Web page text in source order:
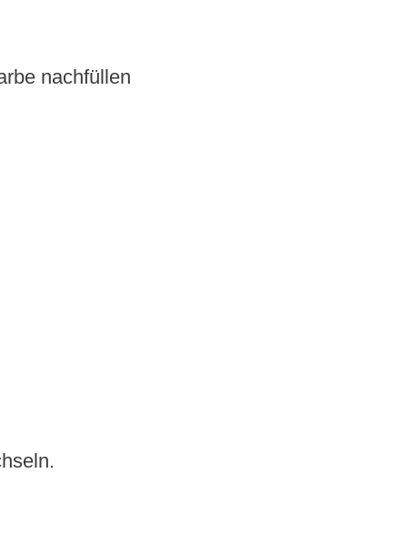
nachfüllen